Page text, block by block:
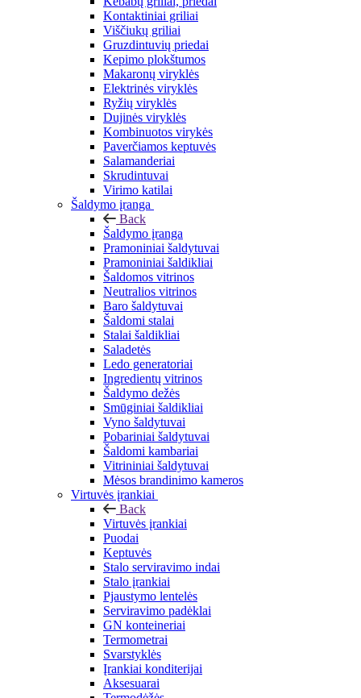
Kontaktiniai griliai
Viščiukų griliai
Gruzdintuvių priedai
Kepimo plokštumos
Makaronų viryklės
Elektrinės viryklės
Ryžių viryklės
Dujinės viryklės
Kombinuotos virykės
Paverčiamos keptuvės
Salamanderiai
Skrudintuvai
Virimo katilai
Šaldymo įranga
Back
Šaldymo įranga
Pramoniniai šaldytuvai
Pramoniniai šaldikliai
Šaldomos vitrinos
Neutralios vitrinos
Baro šaldytuvai
Šaldomi stalai
Stalai šaldikliai
Saladetės
Ledo generatoriai
Ingredientų vitrinos
Šaldymo dežės
Smūginiai šaldikliai
Vyno šaldytuvai
Pobariniai šaldytuvai
Šaldomi kambariai
Vitrininiai šaldytuvai
Mėsos brandinimo kameros
Virtuvės įrankiai
Back
Virtuvės įrankiai
Puodai
Keptuvės
Stalo serviravimo indai
Stalo įrankiai
Pjaustymo lentelės
Serviravimo padėklai
GN konteineriai
Termometrai
Svarstyklės
Įrankiai konditerijai
Aksesuarai